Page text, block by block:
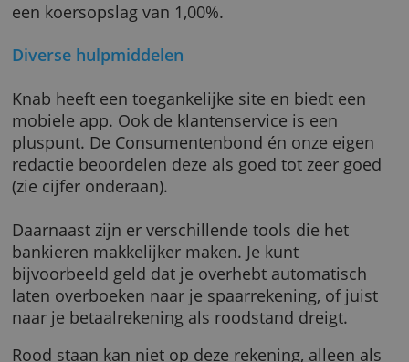
In tegenstelling tot bij de meeste banken
je bij Knab geen kosten voor contant geld
buitenland. Buiten de eurozone betaal je
een koersopslag van 1,00%.
Diverse hulpmiddelen
Knab heeft een toegankelijke site en biedt
mobiele app. Ook de klantenservice is een
pluspunt. De Consumentenbond én onze
redactie beoordelen deze als goed tot zeer
(zie cijfer onderaan).